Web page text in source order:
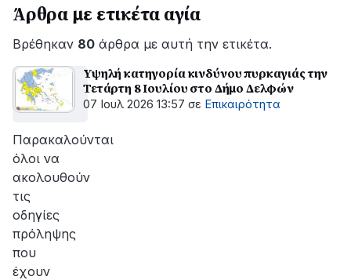
εξέλιξη
οι
εργασίες
ΔΕΔΔΗΕ
για
την
της
βλάβης
Άρθρα με ετικέτα αγία
Βρέθηκαν 80 άρθρα με αυτή την ετικέτα.
Υψηλή κατηγορία κινδύνου πυρκαγιάς την
Τετάρτη 8 Ιουλίου στο Δήμο Δελφών
07 Ιουλ 2026 13:57 σε Επικαιρότητα
Παρακαλούνται
όλοι να
ακολουθούν
τις
οδηγίες
πρόληψης
που
έχουν